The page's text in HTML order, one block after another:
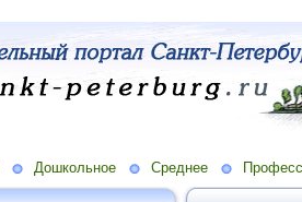
Дошкольное Среднее